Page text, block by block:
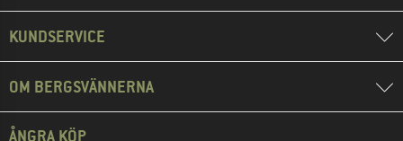
KUNDSERVICE
OM BERGSVÄNNERNA
ÅNGRA KÖP